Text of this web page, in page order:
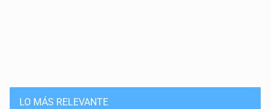
LO MÁS RELEVANTE